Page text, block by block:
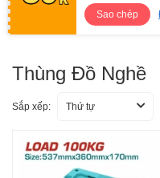
Sao chép
Thùng Đồ Nghề
Sắp xếp: Thứ tự